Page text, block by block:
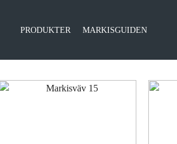
PRODUKTER MARKISGUIDEN